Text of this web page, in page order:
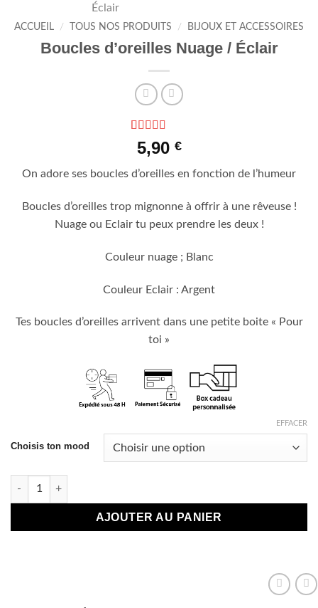
ACCUEIL / TOUS NOS PRODUITS / BIJOUX ET ACCESSOIRES
Boucles d’oreilles Nuage / Éclair
Noté4.5
sur 5 basé
notations
5,90 €
On adore ses boucles d’oreilles en fonction de l’humeur
Boucles d’oreilles trop mignonne à offrir à une rêveuse !
Nuage ou Eclair tu peux prendre les deux !
Couleur nuage ; Blanc
Couleur Eclair : Argent
Tes boucles d’oreilles arrivent dans une petite boite « Pour
toi »
Choisis ton mood
EFFACER
quantité de Boucles d'oreilles Nuage / Éclair
AJOUTER AU PANIER